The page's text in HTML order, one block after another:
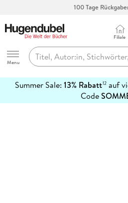
100 Tage
Hugendubel
Menu
Filiale
Summer Sale: 13% Rabatt12auf
Code
erfahren